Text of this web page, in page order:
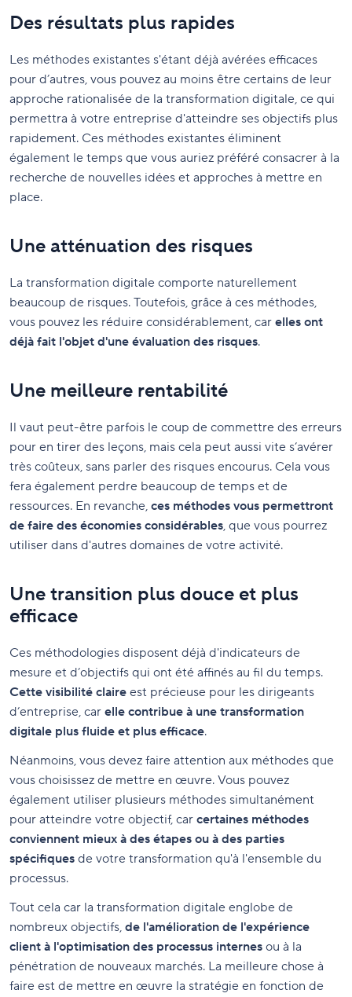
Des résultats plus rapides
Les méthodes existantes s'étant déjà avérées efficaces
pour d’autres, vous pouvez au moins être certains de leur
approche rationalisée de la transformation digitale, ce qui
permettra à votre entreprise d'atteindre ses objectifs plus
rapidement. Ces méthodes existantes éliminent
également le temps que vous auriez préféré consacrer à la
recherche de nouvelles idées et approches à mettre en
place.
Une atténuation des risques
La transformation digitale comporte naturellement
beaucoup de risques. Toutefois, grâce à ces méthodes,
vous pouvez les réduire considérablement, car elles ont
déjà fait l'objet d'une évaluation des risques.
Une meilleure rentabilité
Il vaut peut-être parfois le coup de commettre des erreurs
pour en tirer des leçons, mais cela peut aussi vite s’avérer
très coûteux, sans parler des risques encourus. Cela vous
fera également perdre beaucoup de temps et de
ressources. En revanche, ces méthodes vous permettront
de faire des économies considérables, que vous pourrez
utiliser dans d'autres domaines de votre activité.
Une transition plus douce et plus
efficace
Ces méthodologies disposent déjà d'indicateurs de
mesure et d’objectifs qui ont été affinés au fil du temps.
Cette visibilité claire est précieuse pour les dirigeants
d’entreprise, car elle contribue à une transformation
digitale plus fluide et plus efficace.
Néanmoins, vous devez faire attention aux méthodes que
vous choisissez de mettre en œuvre. Vous pouvez
également utiliser plusieurs méthodes simultanément
pour atteindre votre objectif, car certaines méthodes
conviennent mieux à des étapes ou à des parties
spécifiques de votre transformation qu'à l'ensemble du
processus.
Tout cela car la transformation digitale englobe de
nombreux objectifs, de l'amélioration de l'expérience
client à l'optimisation des processus internes ou à la
pénétration de nouveaux marchés. La meilleure chose à
faire est de mettre en œuvre la stratégie en fonction de